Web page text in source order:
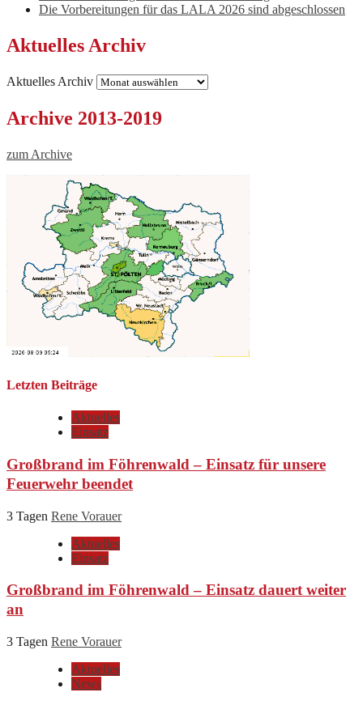
Die Vorbereitungen für das LALA 2026 sind abgeschlossen
Aktuelles Archiv
Aktuelles Archiv
Archive 2013-2019
zum Archive
Letzten Beiträge
Aktuelles
Einsatz
Großbrand im Föhrenwald – Einsatz für unsere
Feuerwehr beendet
3 Tagen Rene Vorauer
Aktuelles
Einsatz
Großbrand im Föhrenwald – Einsatz dauert weiter
an
3 Tagen Rene Vorauer
Aktuelles
News